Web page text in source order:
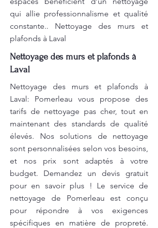
qui allie professionnalisme et qualité
constante.. Nettoyage des murs et
plafonds à Laval
Nettoyage des murs et plafonds à
Laval
Nettoyage des murs et plafonds à
Laval: Pomerleau vous propose des
tarifs de nettoyage pas cher, tout en
maintenant des standards de qualité
élevés. Nos solutions de nettoyage
sont personnalisées selon vos besoins,
et nos prix sont adaptés à votre
budget. Demandez un devis gratuit
pour en savoir plus ! Le service de
nettoyage de Pomerleau est conçu
pour répondre à vos exigences
spécifiques en matière de propreté.